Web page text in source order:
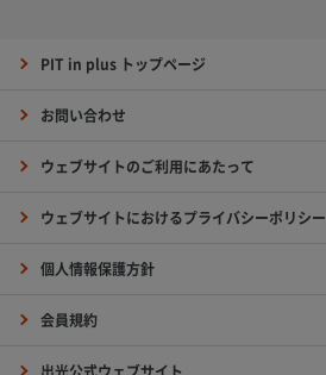
PIT in plus トップページ
お問い合わせ
ウェブサイトのご利用にあたって
ウェブサイトにおけるプライバシーポリシー
個人情報保護方針
会員規約